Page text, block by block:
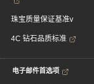
珠宝质量保证基准v
4C 钻石品质标准
电子邮件首选项